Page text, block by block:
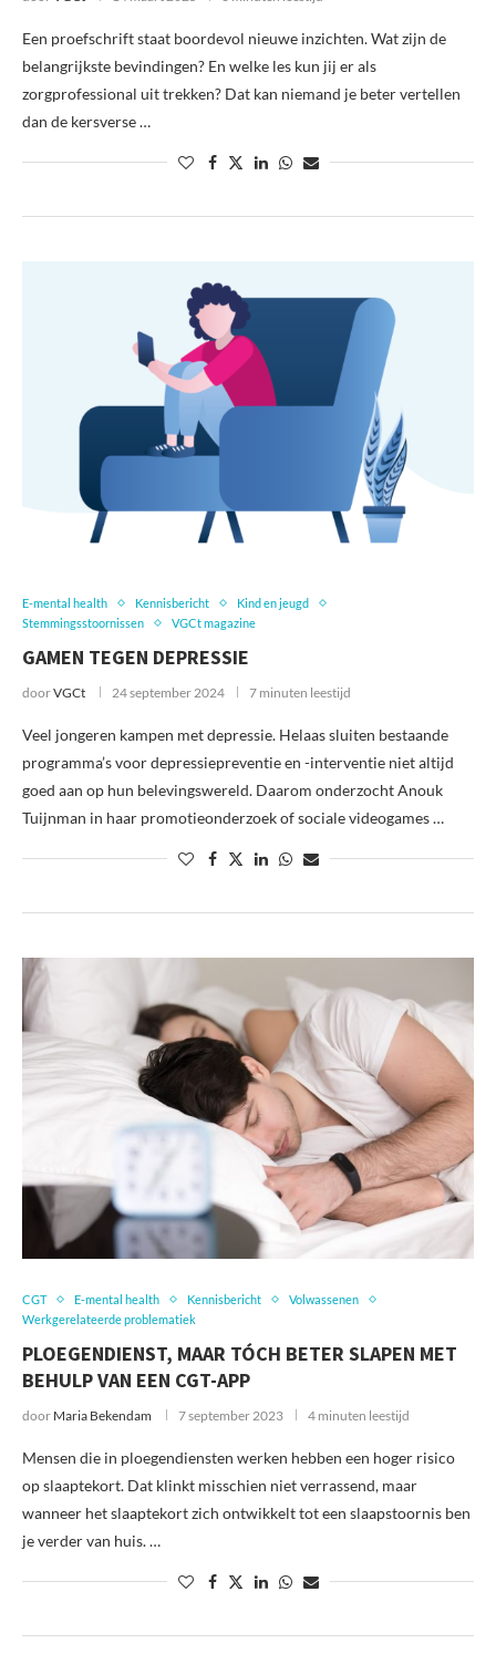
Een proefschrift staat boordevol nieuwe inzichten. Wat zijn de
belangrijkste bevindingen? En welke les kun jij er als
zorgprofessional uit trekken? Dat kan niemand je beter vertellen
dan de kersverse …
E-mental health Kennisbericht
Kind en jeugd
Stemmingsstoornissen
VGCt magazine
GAMEN TEGEN DEPRESSIE
doorVGCt 24 september 2024 7 minuten leestijd
Veel jongeren kampen met depressie. Helaas sluiten bestaande
programma’s voor depressiepreventie en -interventie niet altijd
goed aan op hun belevingswereld. Daarom onderzocht Anouk
Tuijnman in haar promotieonderzoek of sociale videogames …
CGT E-mental health Kennisbericht
Volwassenen
Werkgerelateerde problematiek
PLOEGENDIENST, MAAR TÓCH BETER SLAPEN MET
BEHULP VAN EEN CGT-APP
door Maria Bekendam 7 september 2023 4 minuten leestijd
Mensen die in ploegendiensten werken hebben een hoger risico
op slaaptekort. Dat klinkt misschien niet verrassend, maar
wanneer het slaaptekort zich ontwikkelt tot een slaapstoornis ben
je verder van huis. …